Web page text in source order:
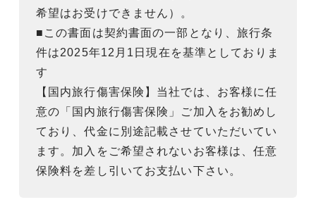
希望はお受けできません）。
■この書面は契約書面の一部となり、旅行条
件は2025年12月1日現在を基準としておりま
す
【国内旅行傷害保険】当社では、お客様に任
意の「国内旅行傷害保険」ご加入をお勧めし
ており、代金に別途記載させていただいてい
ます。加入をご希望されないお客様は、任意
保険料を差し引いてお支払い下さい。